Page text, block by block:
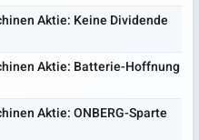
Aktie: Keine Dividende
Aktie: Batterie-Hoffnung
Aktie: ONBERG-Sparte